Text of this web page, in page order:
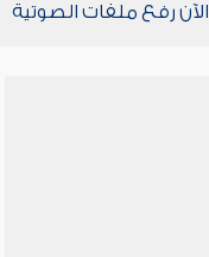
الآن رفع ملفات الصوتية